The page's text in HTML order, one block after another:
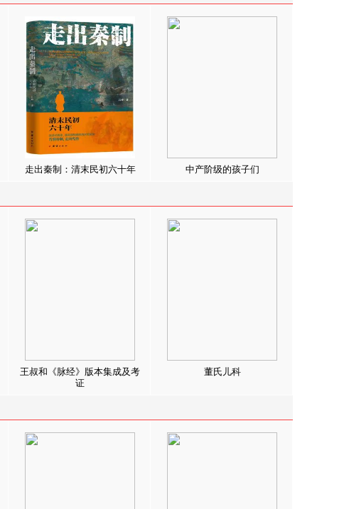
走出秦制：清末民初六十年 中产阶级的孩子们
王叔和《脉经》版本集成及考
证
董氏儿科